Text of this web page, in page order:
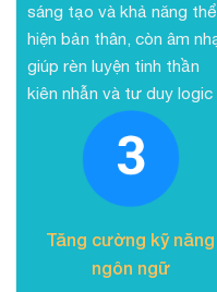
sáng tạo và khả năng thể
hiện bản thân, còn âm
giúp rèn luyện tinh thần
kiên nhẫn và tư duy logic
Tăng cường kỹ năng
ngôn ngữ